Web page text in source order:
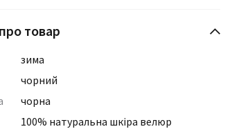
товар
зима
чорний
чорна
100% натуральна шкіра велюр